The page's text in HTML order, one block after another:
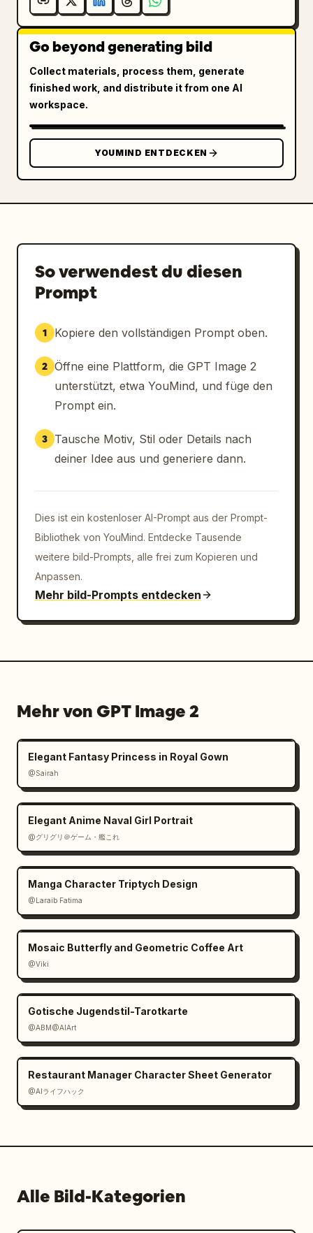
Go beyond generating bild
Collect materials, process them, generate
finished work, and distribute it from one AI
workspace.
YOUMIND ENTDECKEN
So verwendest du diesen
Prompt
1 Kopiere den vollständigen Prompt oben.
2 Öffne eine Plattform, die GPT Image 2
unterstützt, etwa YouMind, und füge den
Prompt ein.
3
Tausche Motiv, Stil oder Details nach
deiner Idee aus und generiere dann.
Dies ist ein kostenloser AI-Prompt aus der Prompt-
Bibliothek von YouMind. Entdecke Tausende
weitere bild-Prompts, alle frei zum Kopieren und
Anpassen.
Mehr bild-Prompts entdecken
Mehr von GPT Image 2
Elegant Fantasy Princess in Royal Gown
@Sairah
Elegant Anime Naval Girl Portrait
@グリグリ＠ゲーム・艦これ
Manga Character Triptych Design
@Laraib Fatima‎
Mosaic Butterfly and Geometric Coffee Art
@Viki
Gotische Jugendstil-Tarotkarte
@ABM@AIArt
Restaurant Manager Character Sheet Generator
@AIライフハック
Alle Bild-Kategorien